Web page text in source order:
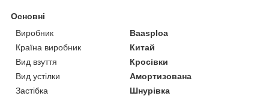
Основні
Виробник
Baasploa
Країна виробник
Китай
Вид взуття
Кросівки
Вид устілки
Амортизована
Застібка
Шнурівка